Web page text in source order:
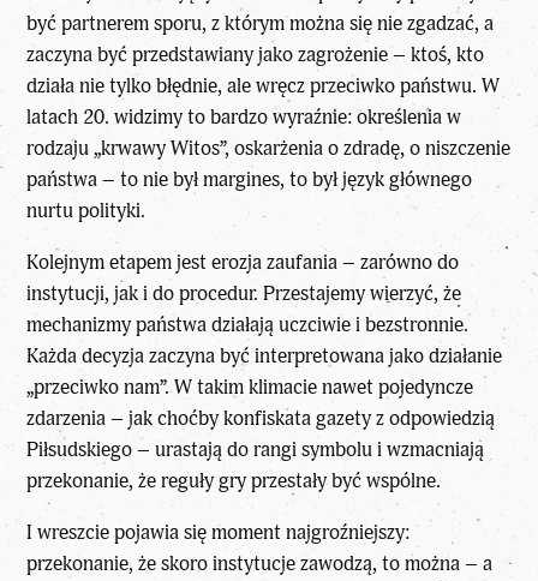
być partnerem sporu, z którym można się nie zgadzać, a
zaczyna być przedstawiany jako zagrożenie – ktoś, kto
działa nie tylko błędnie, ale wręcz przeciwko państwu. W
latach 20. widzimy to bardzo wyraźnie: określenia w
rodzaju „krwawy Witos”, oskarżenia o zdradę, o niszczenie
państwa – to nie był margines, to był język głównego
nurtu polityki.
Kolejnym etapem jest erozja zaufania – zarówno do
instytucji, jak i do procedur. Przestajemy wierzyć, że
mechanizmy państwa działają uczciwie i bezstronnie.
Każda decyzja zaczyna być interpretowana jako działanie
„przeciwko nam”. W takim klimacie nawet pojedyncze
zdarzenia – jak choćby konfiskata gazety z odpowiedzią
Piłsudskiego – urastają do rangi symbolu i wzmacniają
przekonanie, że reguły gry przestały być wspólne.
I wreszcie pojawia się moment najgroźniejszy:
przekonanie, że skoro instytucje zawodzą, to można – a